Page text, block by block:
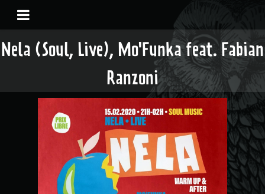
Nela (Soul, Live), Mo'Funka feat. Fabian
Ranzoni